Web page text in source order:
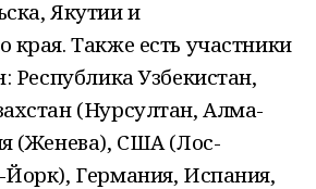
Якутии и
края. Также есть участники
Республика Узбекистан,
(Нурсултан, Алма-
(Женева), США (Лос-
Германия, Испания,